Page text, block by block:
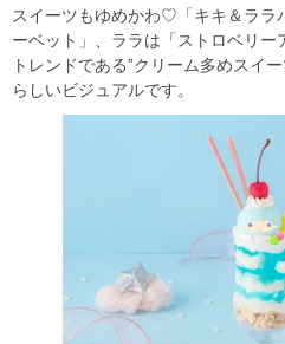
スイーツもゆめかわ♡「キキ＆ララ
ーベット」、ララは「ストロベリー
トレンドである”クリーム多めスイ
らしいビジュアルです。